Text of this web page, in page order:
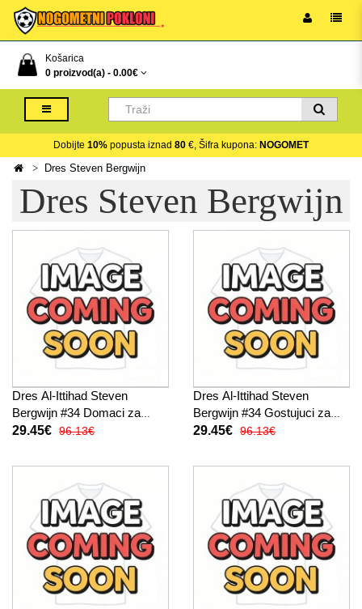
Košarica
0 proizvod(a) - 0.00€
Dobijte 10% popusta iznad 80 €, Šifra kupona: NOGOMET
Dres Steven Bergwijn
Dres Steven Bergwijn
Dres Al-Ittihad Steven
Bergwijn #34 Domaci za
djecu 2025-26 Kratak Rukav
29.45€ 96.13€
Dres Al-Ittihad Steven
Bergwijn #34 Gostujuci za
djecu 2025-26 Kratak Rukav
29.45€ 96.13€